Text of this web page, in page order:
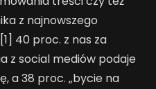
z najnowszego
40 proc. z nas za
z social mediów podaje
a 38 proc. „bycie na